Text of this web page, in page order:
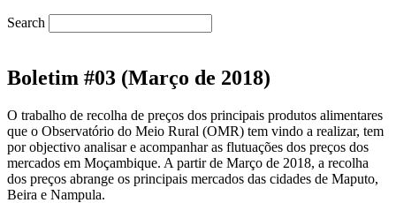
Search
Boletim #03 (Março de 2018)
O trabalho de recolha de preços dos principais produtos alimentares
que o Observatório do Meio Rural (OMR) tem vindo a realizar, tem
por objectivo analisar e acompanhar as flutuações dos preços dos
mercados em Moçambique. A partir de Março de 2018, a recolha
dos preços abrange os principais mercados das cidades de Maputo,
Beira e Nampula.